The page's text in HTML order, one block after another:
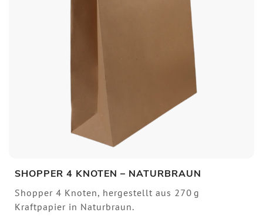
SHOPPER 4 KNOTEN – NATURBRAUN
Shopper 4 Knoten, hergestellt aus 270 g
Kraftpapier in Naturbraun.